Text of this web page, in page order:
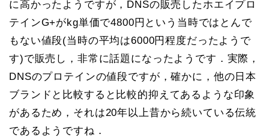
に高かったようですが，DNSの販売したホエイプロ
テインG+がkg単価で4800円という当時ではとんで
もない値段(当時の平均は6000円程度だったようで
す)で販売し，非常に話題になったようです．実際，
DNSのプロテインの値段ですが，確かに，他の日本
ブランドと比較すると比較的抑えてあるような印象
があるため，それは20年以上昔から続いている伝統
であるようですね．